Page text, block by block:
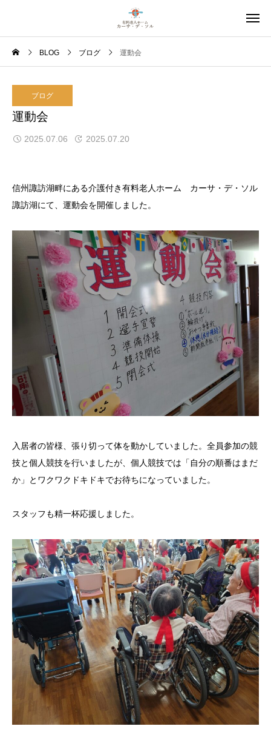
BLOG ブログ 運動会
ブログ
運動会
2025.07.06 2025.07.20
信州諏訪湖畔にある介護付き有料老人ホーム カーサ・デ・ソル
諏訪湖にて、運動会を開催しました。
入居者の皆様、張り切って体を動かしていました。全員参加の競
技と個人競技を行いましたが、個人競技では「自分の順番はまだ
か」とワクワクドキドキでお待ちになっていました。
スタッフも精一杯応援しました。